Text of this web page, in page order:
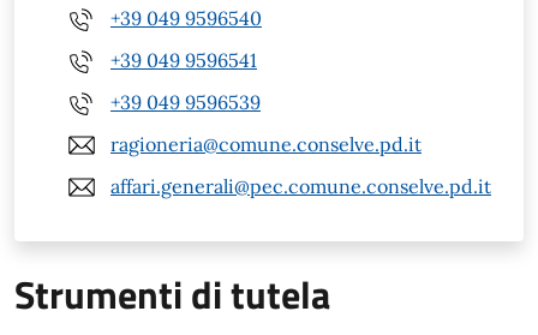
+39 049 9596540
+39 049 9596541
+39 049 9596539
ragioneria@comune.conselve.pd.it
affari.generali@pec.comune.conselve.pd.it
Strumenti di tutela